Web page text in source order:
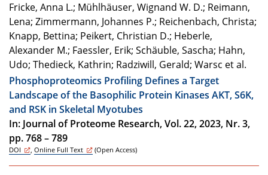
Fricke, Anna L.; Mühlhäuser, Wignand W. D.; Reimann,
Lena; Zimmermann, Johannes P.; Reichenbach, Christa;
Knapp, Bettina; Peikert, Christian D.; Heberle,
Alexander M.; Faessler, Erik; Schäuble, Sascha; Hahn,
Udo; Thedieck, Kathrin; Radziwill, Gerald; Warsc et al.
Phosphoproteomics Profiling Defines a Target
Landscape of the Basophilic Protein Kinases AKT, S6K,
and RSK in Skeletal Myotubes
In: Journal of Proteome Research, Vol. 22, 2023, Nr. 3,
pp. 768 – 789
DOI , Online Full Text (Open Access)